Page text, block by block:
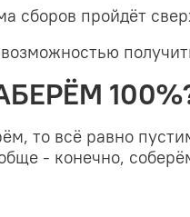
сборов пройдёт
то всё равно
- конечно,